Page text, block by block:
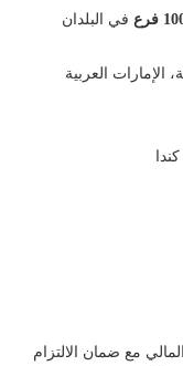
في البلدان
الإمارات العربية
مع ضمان الالتزام